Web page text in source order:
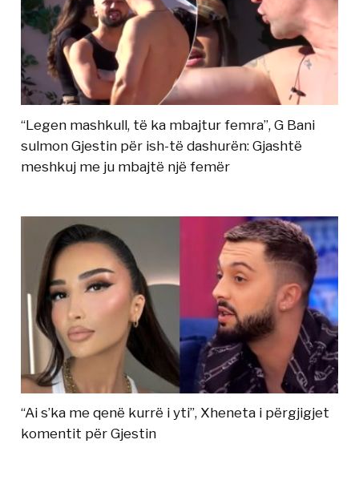
“Legen mashkull, të ka mbajtur femra”, G Bani
sulmon Gjestin për ish-të dashurën: Gjashtë
meshkuj me ju mbajtë një femër
“Ai s’ka me qenë kurrë i yti”, Xheneta i përgjigjet
komentit për Gjestin